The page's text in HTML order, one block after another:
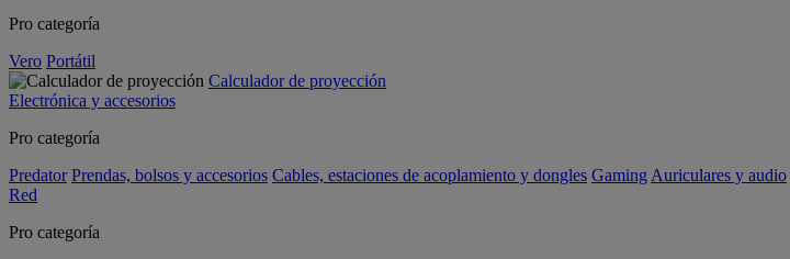
Pro categoría
Vero Portátil
Calculador de proyección
Electrónica y accesorios
Pro categoría
Predator Prendas, bolsos y accesorios Cables, estaciones de acoplamiento y dongles Gaming Auriculares y audio
Red
Pro categoría